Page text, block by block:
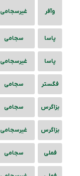
وآفر غیرسجامی
پاسا سجامی
پاسا غیرسجامی
فگستر سجامی
بزاگرس سجامی
بزاگرس غیرسجامی
فملی سجامی